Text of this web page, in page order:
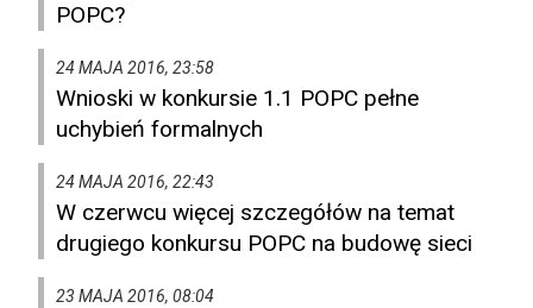
POPC?
24 MAJA 2016, 23:58
Wnioski w konkursie 1.1 POPC pełne
uchybień formalnych
24 MAJA 2016, 22:43
W czerwcu więcej szczegółów na temat
drugiego konkursu POPC na budowę sieci
23 MAJA 2016, 08:04